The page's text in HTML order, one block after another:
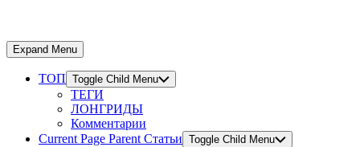
Expand Menu
ТОП Toggle Child Menu
ТЕГИ
ЛОНГРИДЫ
Комментарии
Current Page Parent Статьи Toggle Child Menu